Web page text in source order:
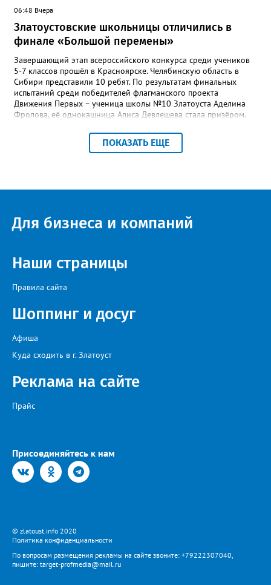
06:48 Вчера
Златоустовские школьницы отличились в
финале «Большой перемены»
Завершающий этап всероссийского конкурса среди учеников
5-7 классов прошёл в Красноярске. Челябинскую область в
Сибири представили 10 ребят. По результатам финальных
испытаний среди победителей флагманского проекта
Движения Первых – ученица школы №10 Златоуста Аделина
Фролова, её однокашница Алиса Девлешева стала призёром.
федеральном университете с участием Президента Российской
Федерации Владимира Путина, который поздравил участников
конкурса «Большая перемена» ждёт многодневное
космодроме Байконур, а также в крупных городах по дороге.
ПОКАЗАТЬ ЕЩЕ
Для бизнеса и компаний
Наши страницы
Правила сайта
Шоппинг и досуг
Афиша
Куда сходить в г. Златоуст
Реклама на сайте
Прайс
Присоединяйтесь к нам
© zlatoust.info 2020
Политика конфиденциальности
По вопросам размещения рекламы на сайте звоните: +79222307040,
пишите: target-profmedia@mail.ru